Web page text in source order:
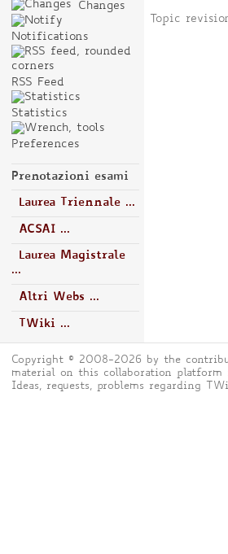
Topic
Changes
Notifications
RSS Feed
Statistics
Preferences
Prenotazioni esami
Laurea Triennale ...
ACSAI ...
Laurea Magistrale
...
Altri Webs ...
TWiki ...
Copyright © 2008-2026 by the
material on this collaboration
Ideas, requests, problems regarding